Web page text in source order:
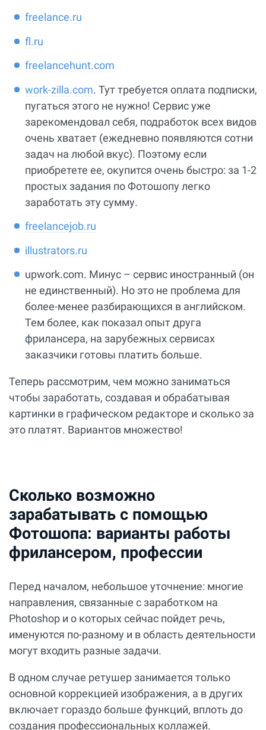
freelance.ru
fl.ru
freelancehunt.com
work-zilla.com. Тут требуется оплата подписки,
пугаться этого не нужно! Сервис уже
зарекомендовал себя, подработок всех видов
очень хватает (ежедневно появляются сотни
задач на любой вкус). Поэтому если
приобретете ее, окупится очень быстро: за 1-2
простых задания по Фотошопу легко
заработать эту сумму.
freelancejob.ru
illustrators.ru
upwork.com. Минус – сервис иностранный (он
не единственный). Но это не проблема для
более-менее разбирающихся в английском.
Тем более, как показал опыт друга
фрилансера, на зарубежных сервисах
заказчики готовы платить больше.
Теперь рассмотрим, чем можно заниматься
чтобы заработать, создавая и обрабатывая
картинки в графическом редакторе и сколько за
это платят. Вариантов множество!
Сколько возможно
зарабатывать с помощью
Фотошопа: варианты работы
фрилансером, профессии
Перед началом, небольшое уточнение: многие
направления, связанные с заработком на
Photoshop и о которых сейчас пойдет речь,
именуются по-разному и в область деятельности
могут входить разные задачи.
В одном случае ретушер занимается только
основной коррекцией изображения, а в других
включает гораздо больше функций, вплоть до
создания профессиональных коллажей.